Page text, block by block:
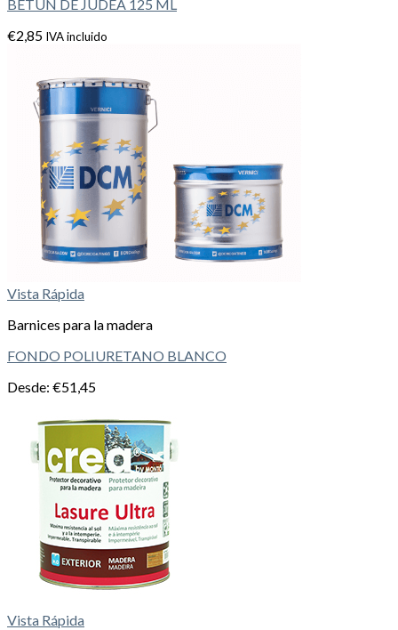
BETUN DE JUDEA 125 ML
€2,85 IVA incluido
Vista Rápida
Barnices para la madera
FONDO POLIURETANO BLANCO
Desde: €51,45
Vista Rápida